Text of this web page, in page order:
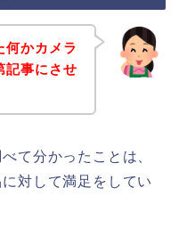
何かカメラ
記事にさせ
て分かったことは、
対して満足をしてい